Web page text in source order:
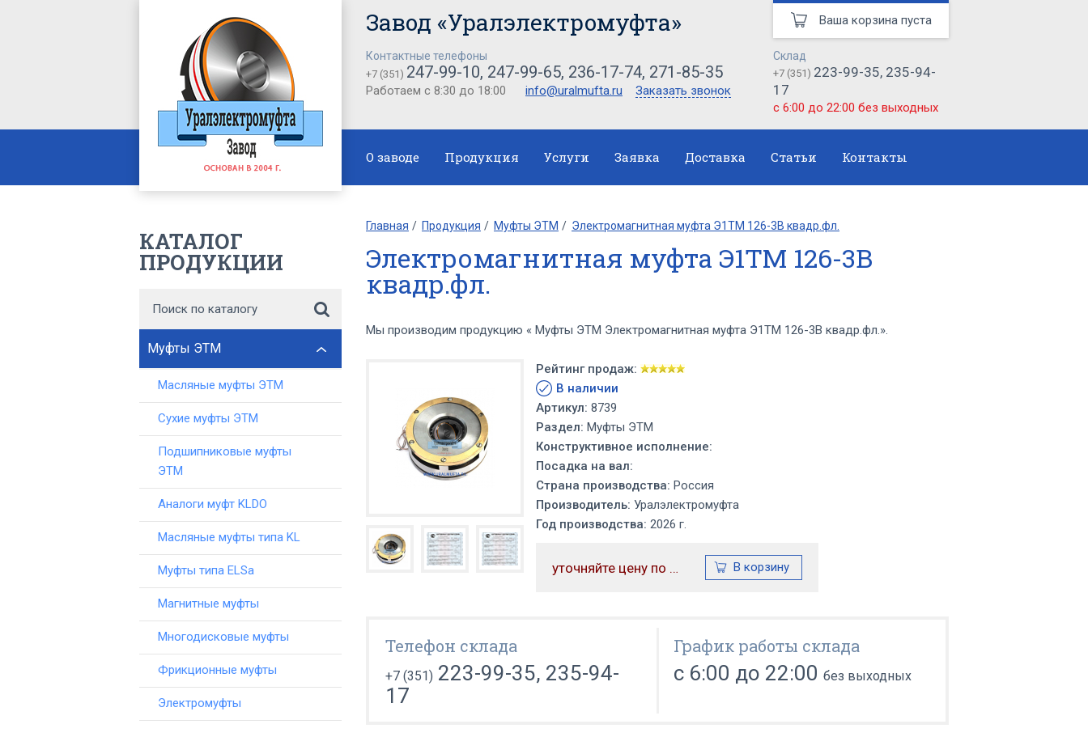
Завод «Уралэлектромуфта»
Контактные телефоны
+7 (351) 247-99-10, 247-99-65, 236-17-74, 271-85-35
Работаем с 8:30 до 18:00 info@uralmufta.ru Заказать звонок
Склад
+7 (351) 223-99-35, 235-94-
17
с 6:00 до 22:00 без выходных
Ваша корзина пуста
О заводе Продукция Услуги Заявка Доставка Статьи Контакты
КАТАЛОГ
ПРОДУКЦИИ
Муфты ЭТМ
Масляные муфты ЭТМ
Сухие муфты ЭТМ
Подшипниковые муфты
ЭТМ
Аналоги муфт KLDO
Масляные муфты типа KL
Муфты типа ELSa
Магнитные муфты
Многодисковые муфты
Фрикционные муфты
Электромуфты
Главная Продукция Муфты ЭТМ Электромагнитная муфта Э1ТМ 126-3В квадр.фл.
Электромагнитная муфта Э1ТМ 126-3В
квадр.фл.
Мы производим продукцию « Муфты ЭТМ Электромагнитная муфта Э1ТМ 126-3В квадр.фл.».
Рейтинг продаж:
В наличии
Артикул: 8739
Раздел: Муфты ЭТМ
Конструктивное исполнение:
Посадка на вал:
Страна производства: Россия
Производитель: Уралэлектромуфта
Год производства: 2026 г.
уточняйте цену по телефону
Телефон склада
+7 (351) 223-99-35, 235-94-
17
График работы склада
с 6:00 до 22:00 без выходных